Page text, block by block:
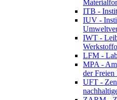
ITB -
IUV -
IWT -
LFM -
MPA -
der Freien
UFT -